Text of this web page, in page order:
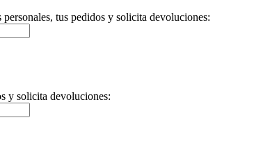
personales, tus pedidos y solicita devoluciones:
y solicita devoluciones: